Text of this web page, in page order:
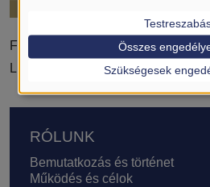
Fehér Tibor Dániel
Lillik Veronika
Lábléc
RÓLUNK
Bemutatkozás és történet
Működés és célok
Szükségesek
Összes